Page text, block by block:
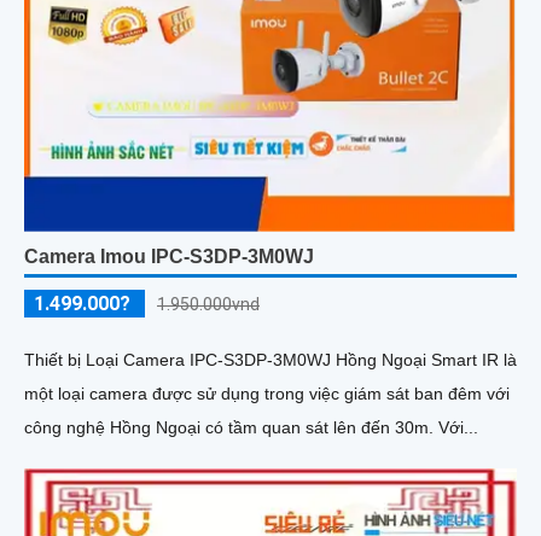
Camera Imou IPC-S3DP-3M0WJ
1.499.000? 1.950.000vnd
Thiết bị Loại Camera IPC-S3DP-3M0WJ Hồng Ngoại Smart IR là
một loại camera được sử dụng trong việc giám sát ban đêm với
công nghệ Hồng Ngoại có tầm quan sát lên đến 30m. Với...